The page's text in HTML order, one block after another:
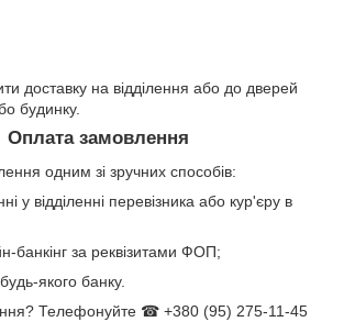
доставку на відділення або до дверей
будинку.
Оплата замовлення
одним зі зручних способів:
у відділенні перевізника або кур'єру в
банкінг за реквізитами ФОП;
якого банку.
Телефонуйте ☎ +380 (95) 275-11-45